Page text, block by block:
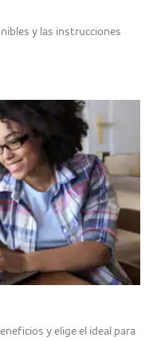
y las instrucciones
y elige el ideal para